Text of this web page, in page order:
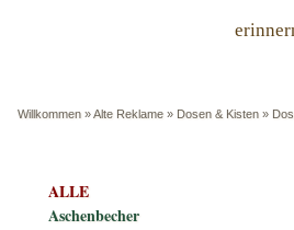
Willkommen »Alte Reklame » Dosen & Kisten »
ALLE
Aschenbecher